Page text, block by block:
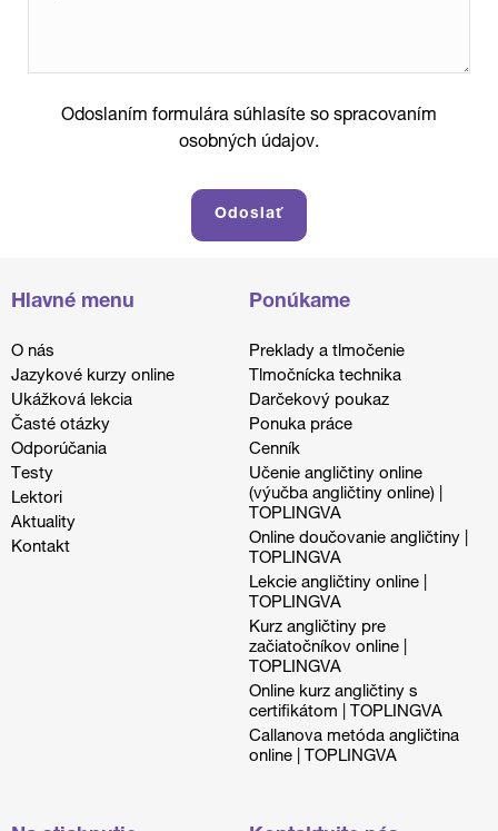
Odoslaním formulára súhlasíte so spracovaním
osobných údajov.
Hlavné menu
O nás
Jazykové kurzy online
Ukážková lekcia
Časté otázky
Odporúčania
Testy
Lektori
Aktuality
Kontakt
Ponúkame
Preklady a tlmočenie
Tlmočnícka technika
Darčekový poukaz
Ponuka práce
Cenník
Učenie angličtiny online
(výučba angličtiny online) |
TOPLINGVA
Online doučovanie angličtiny |
TOPLINGVA
Lekcie angličtiny online |
TOPLINGVA
Kurz angličtiny pre
začiatočníkov online |
TOPLINGVA
Online kurz angličtiny s
certifikátom | TOPLINGVA
Callanova metóda angličtina
online | TOPLINGVA